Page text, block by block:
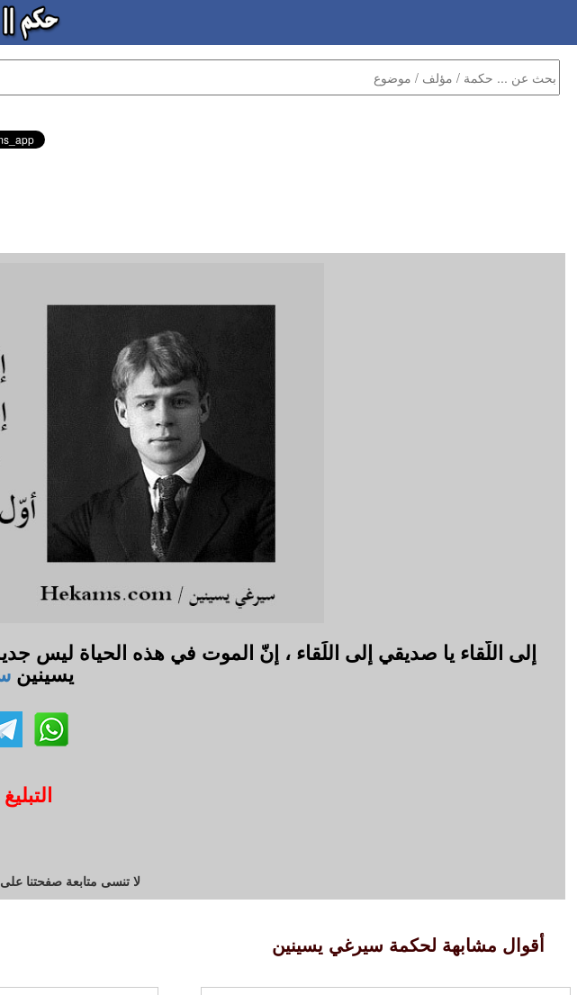
إلى اللّقاء يا صديقي إلى اللِّقاء ، إنّ الموت في هذه الحياة
يسينين
لا تنسى متابعة صفحتنا على
أقوال مشابهة لحكمة سيرغي يسينين